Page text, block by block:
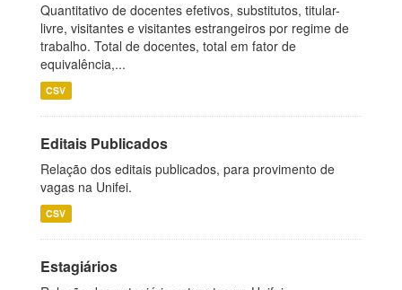
Quantitativo de docentes efetivos, substitutos, titular-
livre, visitantes e visitantes estrangeiros por regime de
trabalho. Total de docentes, total em fator de
equivalência,...
CSV
Editais Publicados
Relação dos editais publicados, para provimento de
vagas na Unifei.
CSV
Estagiários